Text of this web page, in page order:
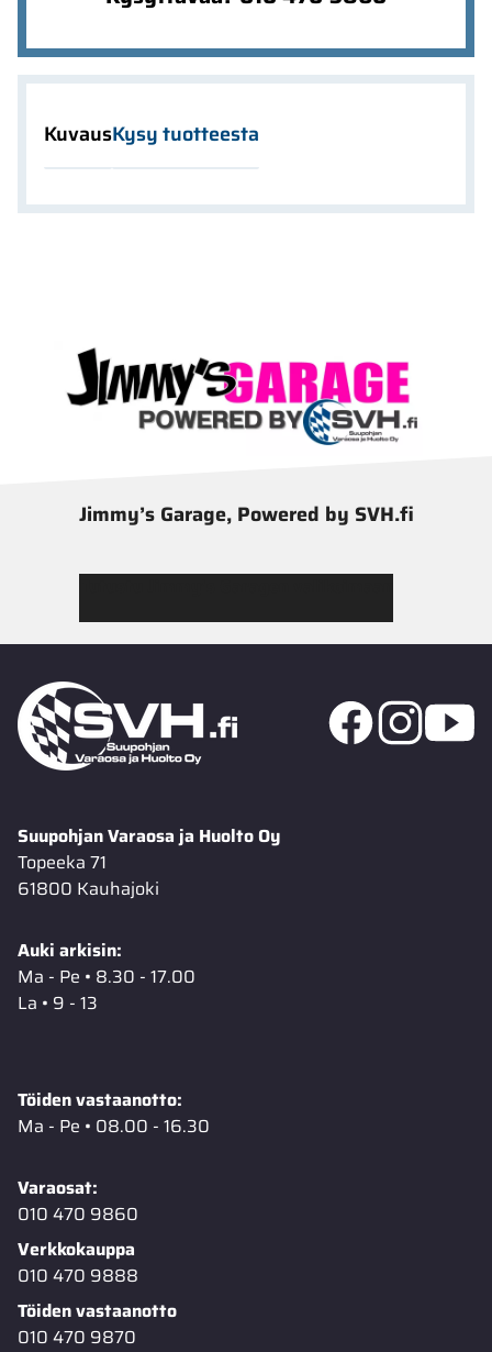
KuvausKysy tuotteesta
Jimmy’s Garage, Powered by SVH.fi
Suupohjan Varaosa ja Huolto Oy
Topeeka 71
61800 Kauhajoki
Auki arkisin:
Ma - Pe • 8.30 - 17.00
La • 9 - 13
Töiden vastaanotto:
Ma - Pe • 08.00 - 16.30
Varaosat:
010 470 9860
Verkkokauppa
010 470 9888
Töiden vastaanotto
010 470 9870